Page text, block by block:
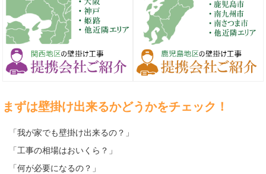
まずは壁掛け出来るかどうかをチェック！
「我が家でも壁掛け出来るの？」
「工事の相場はおいくら？」
「何が必要になるの？」